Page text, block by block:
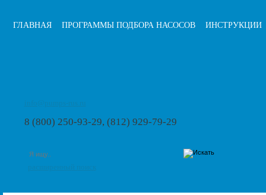
ГЛАВНАЯ ПРОГРАММЫ ПОДБОРА НАСОСОВ ИНСТРУКЦИИ
8 (800) 250-93-29, (812) 929-79-29